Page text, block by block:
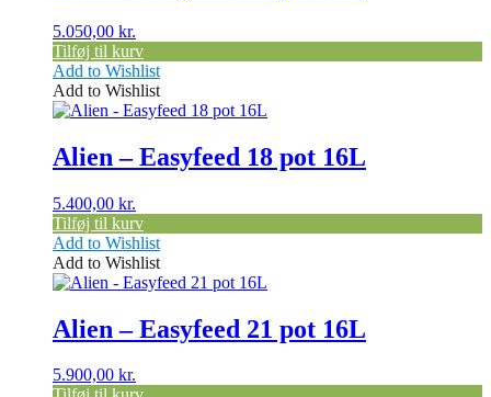
5.050,00 kr.
Tilføj til kurv
Add to Wishlist
Add to Wishlist
Alien – Easyfeed 18 pot 16L
5.400,00 kr.
Tilføj til kurv
Add to Wishlist
Add to Wishlist
Alien – Easyfeed 21 pot 16L
5.900,00 kr.